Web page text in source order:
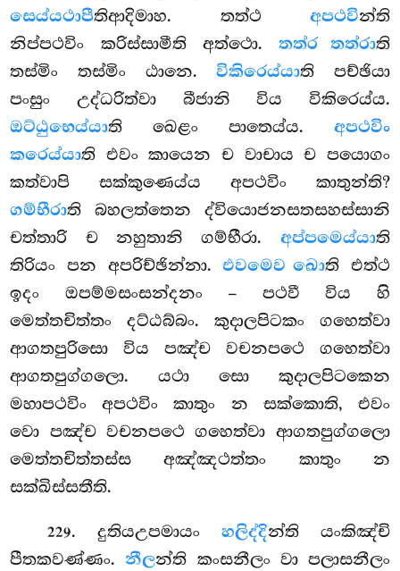
සෙය්යථාපීතිආදිමාහ. තත්ථ අපථවින්ති
නිප්පථවිං කරිස්සාමීති අත්ථො.තත්ර තත්රාති
තස්මිං තස්මිං ඨානෙ.විකිරෙය්යාති පච්ඡියා
පංසුං උද්ධරිත්වා බීජානි විය විකිරෙය්ය.
ඔට්ඨුභෙය්යාති ඛෙළං පාතෙය්ය. අපථවිං
කරෙය්යාති එවං කායෙන ච වාචාය ච පයොගං
කත්වාපි සක්කුණෙය්ය අපථවිං කාතුන්ති?
ගම්භීරාති බහලත්තෙන ද්වියොජනසතසහස්සානි
චත්තාරි ච නහුතානි ගම්භීරා. අප්පමෙය්යාති
තිරියං පන අපරිච්ඡින්නා.එවමෙව ඛොති එත්ථ
ඉදං ඔපම්මසංසන්දනං – පථවී විය හි
මෙත්තචිත්තං දට්ඨබ්බං. කුදාලපිටකං ගහෙත්වා
ආගතපුරිසො විය පඤ්ච වචනපථෙ ගහෙත්වා
ආගතපුග්ගලො. යථා සො කුදාලපිටකෙන
මහාපථවිං අපථවිං කාතුං න සක්කොති, එවං
වො පඤ්ච වචනපථෙ ගහෙත්වා ආගතපුග්ගලො
මෙත්තචිත්තස්ස අඤ්ඤථත්තං කාතුං න
සක්ඛිස්සතීති.
229. දුතියඋපමායං හලිද්දින්ති යංකිඤ්චි
පීතකවණ්ණං.නීලන්ති කංසනීලං වා පලාසනීලං